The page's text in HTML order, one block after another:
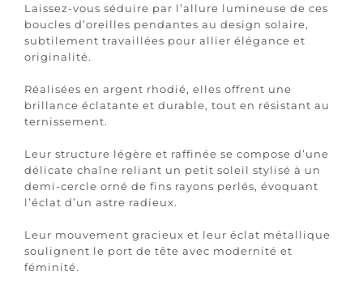
Laissez-vous séduire par l’allure lumineuse de ces
boucles d’oreilles pendantes au design solaire,
subtilement travaillées pour allier élégance et
originalité.
Réalisées en argent rhodié, elles offrent une
brillance éclatante et durable, tout en résistant au
ternissement.
Leur structure légère et raffinée se compose d’une
délicate chaîne reliant un petit soleil stylisé à un
demi-cercle orné de fins rayons perlés, évoquant
l’éclat d’un astre radieux.
Leur mouvement gracieux et leur éclat métallique
soulignent le port de tête avec modernité et
féminité.